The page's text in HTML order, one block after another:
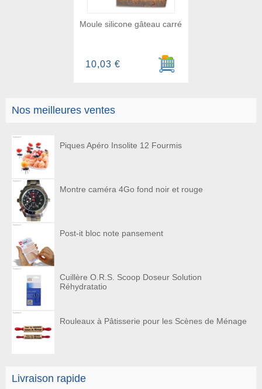
Nos meilleures ventes
Piques Apéro Insolite 12 Fourmis
Montre caméra 4Go fond noir et rouge
Post-it bloc note pansement
Cuillère O.R.S. Scoop Doseur Solution
Réhydratatio
Rouleaux à Pâtisserie pour les Scènes de Ménage
Livraison rapide
Moule silicone gâteau carré
Ajouter au panier
10,03 €